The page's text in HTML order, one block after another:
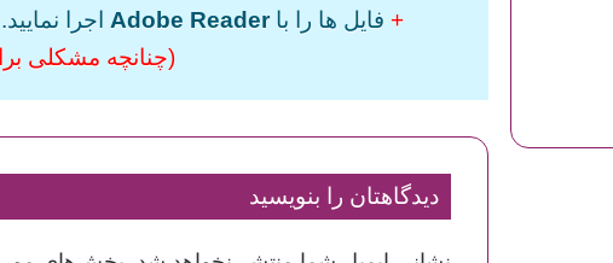
+ فایل ها را با Adobe Reader اجرا نمایید.
(چنانچه مشکلی
دیدگاهتان را بنویسید